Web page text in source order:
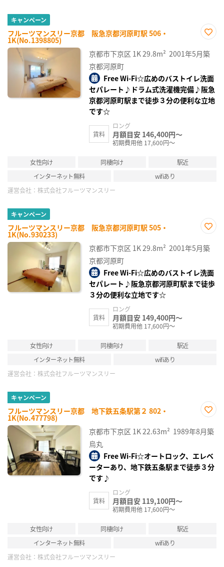
キャンペーン
フルーツマンスリー京都 阪急京都河原町駅 506・
1K(No.1398805)
に入
り登
京都市下京区 1K29.8m² 2001年5月築
京都河原町
Free Wi-Fi☆広めのバストイレ洗面
セパレート♪ドラム式洗濯機完備♪阪急
京都河原町駅まで徒歩３分の便利な立地
です☆
賃料
ロング
月額目安 146,400円～
初期費用他 17,600円～
女性向け 同棲向け
駅近
インターネット無料
wifiあり
運営会社： 株式会社フルーツマンスリー
キャンペーン
フルーツマンスリー京都 阪急京都河原町駅 505・
1K(No.930233)
に入
り登
京都市下京区 1K29.8m² 2001年5月築
京都河原町
Free Wi-Fi☆広めのバストイレ洗面
セパレート♪阪急京都河原町駅まで徒歩
３分の便利な立地です☆
賃料
ロング
月額目安 149,400円～
初期費用他 17,600円～
女性向け 同棲向け
駅近
インターネット無料
wifiあり
運営会社： 株式会社フルーツマンスリー
キャンペーン
フルーツマンスリー京都 地下鉄五条駅第２ 802・
1K(No.477798)
に入
り登
京都市下京区 1K22.63m² 1989年8月築
烏丸
Free Wi-Fi☆オートロック、エレベ
ーターあり、地下鉄五条駅まで徒歩３分
です♪
賃料
ロング
月額目安 119,100円～
初期費用他 17,600円～
女性向け 同棲向け
駅近
インターネット無料
wifiあり
運営会社： 株式会社フルーツマンスリー